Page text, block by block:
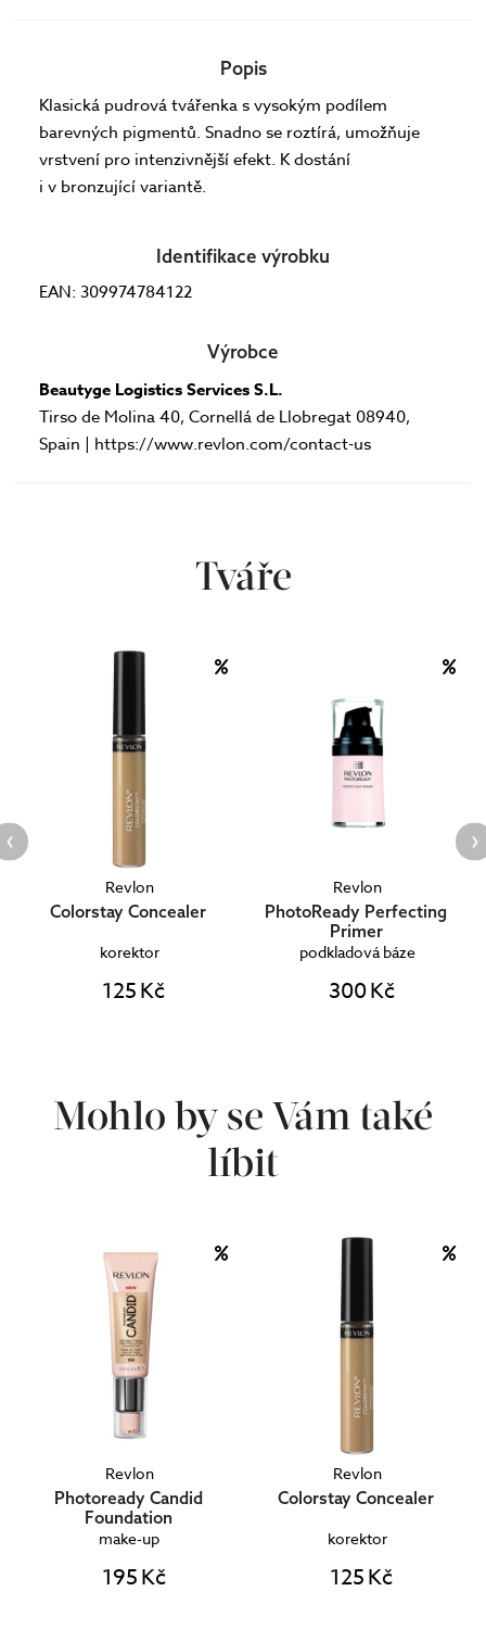
Popis
Klasická pudrová tvářenka s vysokým podílem
barevných pigmentů. Snadno se roztírá, umožňuje
vrstvení pro intenzivnější efekt. K dostání
i v bronzující variantě.
Identifikace výrobku
EAN: 309974784122
Výrobce
Beautyge Logistics Services S.L.
Tirso de Molina 40, Cornellá de Llobregat 08940,
Spain | https://www.revlon.com/contact-us
Tváře
Revlon
Colorstay Concealer
korektor
125 Kč
Revlon
PhotoReady Perfecting
Primer
podkladová báze
300 Kč
Mohlo by se Vám také
líbit
Revlon
Photoready Candid
Foundation
make-up
195 Kč
Revlon
Colorstay Concealer
korektor
125 Kč